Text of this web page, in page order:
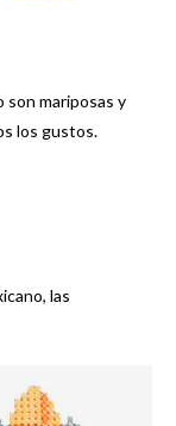
son mariposas y
los gustos.
las